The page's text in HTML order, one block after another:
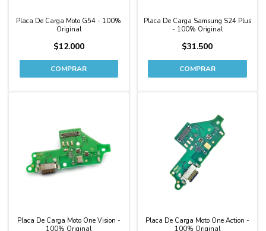
Placa De Carga Moto G54 - 100%
Original
$12.000
Placa De Carga Samsung S24 Plus
- 100% Original
$31.500
Placa De Carga Moto One Vision -
100% Original
Placa De Carga Moto One Action -
100% Original